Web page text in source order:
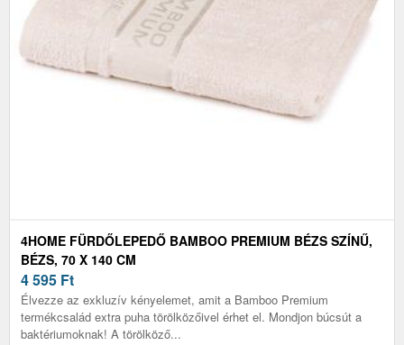
4HOME FÜRDŐLEPEDŐ BAMBOO PREMIUM BÉZS SZÍNŰ,
BÉZS, 70 X 140 CM
4 595 Ft
Élvezze az exkluzív kényelemet, amit a Bamboo Premium
termékcsalád extra puha törölközőivel érhet el. Mondjon búcsút a
baktériumoknak! A törölköző...